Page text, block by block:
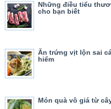
Những điều tiểu
cho bạn biết
Ăn trứng vịt lộn sai
hiểm
Món quà vô giá từ